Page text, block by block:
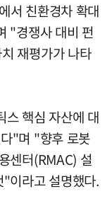
서 친환경차 확대
"경쟁사 대비 펀
재평가가 나타
스 핵심 자산에 대
"며 "향후 로봇
센터(RMAC) 설
이라고 설명했다.